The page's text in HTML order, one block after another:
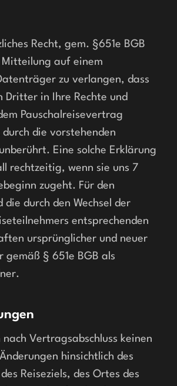
Recht, gem. §651e BGB
Mitteilung auf einem
zu verlangen, dass
Dritter in Ihre Rechte und
Pauschalreisevertrag
die vorstehenden
Eine solche Erklärung
rechtzeitig, wenn sie uns 7
zugeht. Für den
die durch den Wechsel der
entsprechenden
ursprünglicher und neuer
gemäß § 651e BGB als
nach Vertragsabschluss keinen
hinsichtlich des
Reiseziels, des Ortes des